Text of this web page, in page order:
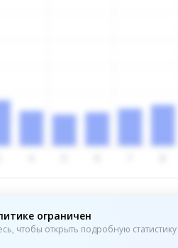
ограничен
чтобы открыть подробную статистику